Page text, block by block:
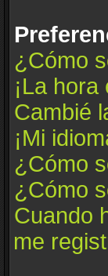
¿Cómo
¡La
Cambié
¡Mi
¿Cómo
¿Cómo
Cuando
me